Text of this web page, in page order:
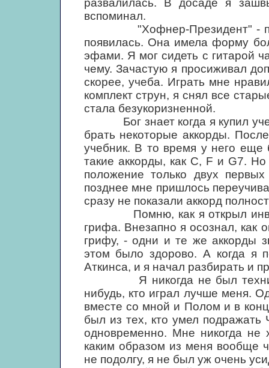
развалилась. В досаде я
вспоминал.
"Хофнер-Президент" -
появилась. Она имела форму
эфами. Я мог сидеть с гитарой
чему. Зачастую я просиживал
скорее, учеба. Играть мне
комплект струн, я снял все
стала безукоризненной.
Бог знает когда я купил
брать некоторые аккорды.
учебник. В то время у него
такие аккорды, как С, F и G7.
положение только двух
позднее мне пришлось
сразу не показали аккорд
Помню, как я открыл
грифа. Внезапно я осознал, как
грифу, - одни и те же аккорды
этом было здорово. А когда я
Аткинса, и я начал разбирать и
Я никогда не был
нибудь, кто играл лучше меня.
вместе со мной и Полом и в
был из тех, кто умел подражать
одновременно. Мне никогда не
каким образом из меня вообще
не подолгу, я не был уж очень